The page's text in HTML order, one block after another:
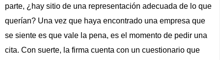
parte, ¿hay sitio de una representación adecuada de lo que
querían? Una vez que haya encontrado una empresa que
se siente es que vale la pena, es el momento de pedir una
cita. Con suerte, la firma cuenta con un cuestionario que